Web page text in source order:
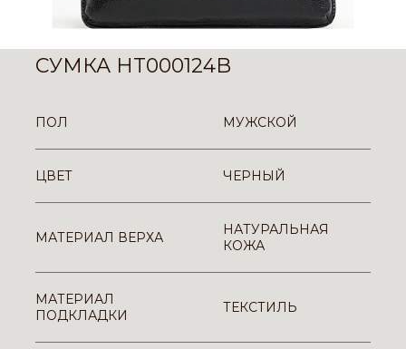
СУМКА HT000124B
ПОЛ МУЖСКОЙ
ЦВЕТ ЧЕРНЫЙ
МАТЕРИАЛ ВЕРХА
НАТУРАЛЬНАЯ
КОЖА
МАТЕРИАЛ
ПОДКЛАДКИ
ТЕКСТИЛЬ